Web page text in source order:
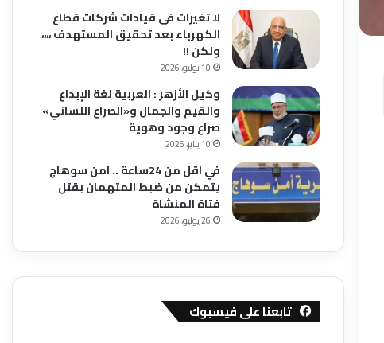
لا تغيرات فى قيادات شركات قطاع
الكهرباء بعد تحقيق المستهدف ،،،،
ولكن !!
10 يوليو، 2026
وكيل الأزهر : العربية لغة الإبداع
والقيم والجمال و«الصراع اللساني»
صراع وجود وهوية
10 يناير، 2026
في اقل من 24ساعة .. امن سوهاج
يتمكن من ضبط المتهمان بقتل
فتاة المنشاة
26 يوليو، 2026
تابعنا على فيسبوك